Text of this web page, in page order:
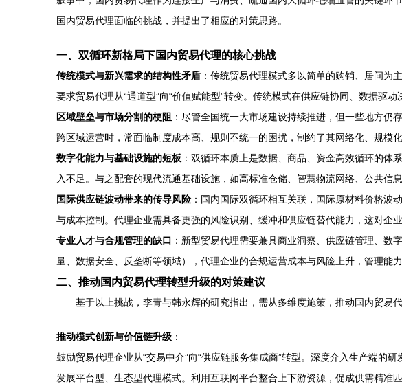
国内贸易代理面临的挑战，并提出了相应的对策思路。
一、双循环新格局下国内贸易代理的核心挑战
传统模式与新兴需求的结构性矛盾 ：传统贸易代理模式多以简单的购销、居间为
要求贸易代理从“通道型”向“价值赋能型”转变。传统模式在供应链协同、数据驱
区域壁垒与市场分割的梗阻 ：尽管全国统一大市场建设持续推进，但一些地方
跨区域运营时，常面临制度成本高、规则不统一的困扰，制约了其网络化、规模
数字化能力与基础设施的短板 ：双循环本质上是数据、商品、资金高效循环的
入不足。与之配套的现代流通基础设施，如高标准仓储、智慧物流网络、公共信
国际供应链波动带来的传导风险 ：国内国际双循环相互关联，国际原材料价格
与成本控制。代理企业需具备更强的风险识别、缓冲和供应链替代能力，这对企
专业人才与合规管理的缺口 ：新型贸易代理需要兼具商业洞察、供应链管理、
量、数据安全、反垄断等领域），代理企业的合规运营成本与风险上升，管理能力
二、推动国内贸易代理转型升级的对策建议
基于以上挑战，李青与韩永辉的研究指出，需从多维度施策，推动国内贸易
推动模式创新与价值链升级 ：
鼓励贸易代理企业从“交易中介”向“供应链服务集成商”转型。深度介入生产端的
发展平台型、生态型代理模式。利用互联网平台整合上下游资源，促成供需精准